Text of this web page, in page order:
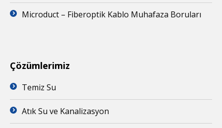
Microduct – Fiberoptik Kablo Muhafaza Boruları
Çözümlerimiz
Temiz Su
Atık Su ve Kanalizasyon